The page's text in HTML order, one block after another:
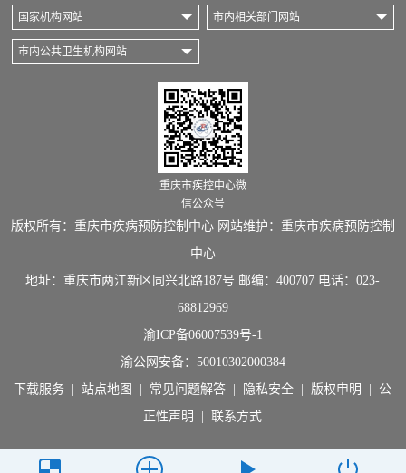
国家机构网站 市内相关部门网站
市内公共卫生机构网站
重庆市疾控中心微
信公众号
版权所有：重庆市疾病预防控制中心 网站维护：重庆市疾病预防控制
中心
地址：重庆市两江新区同兴北路187号 邮编：400707 电话：023-
68812969
渝ICP备06007539号-1
渝公网安备： 50010302000384
下载服务 |站点地图 常见问题解答 隐私安全 版权申明
公
正性声明
|联系方式